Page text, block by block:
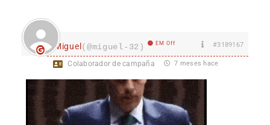
Miguel (@miguel-32) EM Off #3189167
Colaborador de campaña 7 meses hace